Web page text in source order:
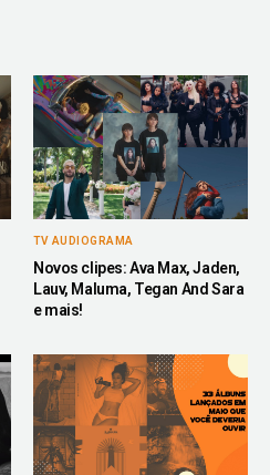
TV AUDIOGRAMA
Novos clipes: Ava Max, Jaden,
Lauv, Maluma, Tegan And Sara
e mais!